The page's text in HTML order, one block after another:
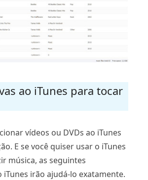
ao iTunes para tocar
vídeos ou DVDs ao iTunes
E se você quiser usar o iTunes
música, as seguintes
iTunes irão ajudá-lo exatamente.